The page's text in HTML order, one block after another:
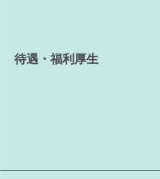
待遇・福利厚生